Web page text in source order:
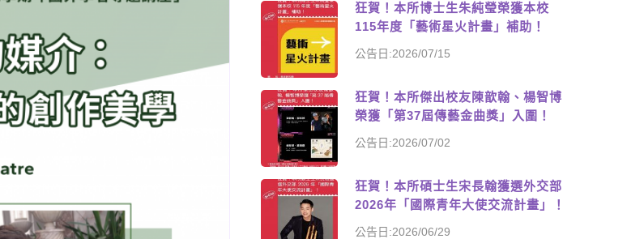
狂賀！本所博士生朱純瑩榮獲本校
115年度「藝術星火計畫」補助！
公告日:2026/07/15
狂賀！本所傑出校友陳歆翰、楊智博
榮獲「第37屆傳藝金曲獎」入圍！
公告日:2026/07/02
狂賀！本所碩士生宋長翰獲選外交部
2026年「國際青年大使交流計畫」！
公告日:2026/06/29